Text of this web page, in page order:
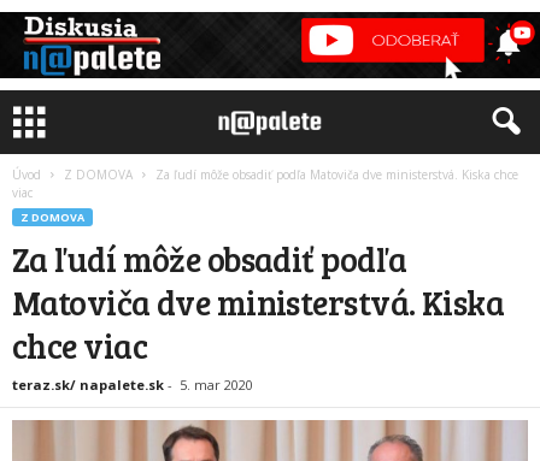
Úvod Z DOMOVA
Za ľudí môže obsadiť podľa Matoviča dve ministerstvá. Kiska chce
viac
Z DOMOVA
Za ľudí môže obsadiť podľa
Matoviča dve ministerstvá. Kiska
chce viac
teraz.sk/ napalete.sk - 5. mar 2020